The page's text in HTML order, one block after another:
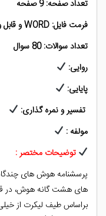
تعداد صفحه: 9 صفحه
فرمت فایل: WORD و قابل ویرایش
تعداد سوالات: 80 سوال
روایی:
پایایی:
تفسیر و نمره گذاری:
مولفه :
توضیحات مختصر :
پرسشنامه هوش های